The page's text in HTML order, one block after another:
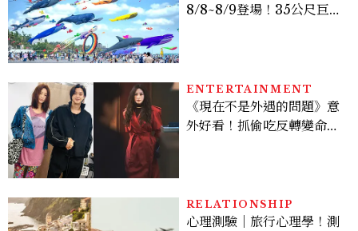
8/8~8/9登場！35公尺巨大
ENTERTAINMENT
《現在不是外遇的問題》意
外好看！抓偷吃反轉變命
看點懶人包
RELATIONSHIP
心理測驗｜旅行心理學！測